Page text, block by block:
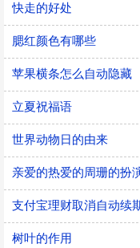
快走的好处
腮红颜色有哪些
苹果横条怎么自动隐藏
立夏祝福语
世界动物日的由来
亲爱的热爱的周珊的扮
支付宝理财取消自动续
树叶的作用